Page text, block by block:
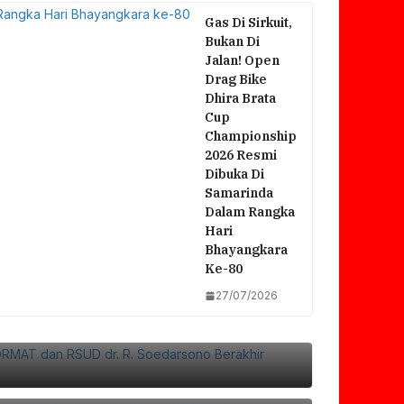
Gas Di Sirkuit,
Bukan Di
Jalan! Open
Drag Bike
Dhira Brata
Cup
Championship
2026 Resmi
Dibuka Di
Samarinda
Dalam Rangka
Hari
Bhayangkara
Ke-80
27/07/2026
FORMAT Dan RSUD Dr. R. Soedarsono
Direktur Klaim Sesuai SOP,
Ke Rumah Duka